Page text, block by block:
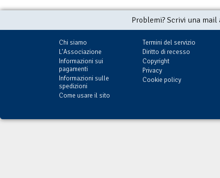
Problemi? Scrivi una
Chi siamo
L'Associazione
Informazioni sui
pagamenti
Informazioni sulle
spedizioni
Come usare il sito
Termini del servizio
Diritto di recesso
Copyright
Privacy
Cookie policy